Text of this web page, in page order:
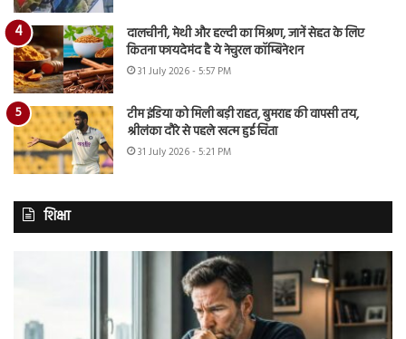
दालचीनी, मेथी और हल्दी का मिश्रण, जानें सेहत के लिए
कितना फायदेमंद है ये नेचुरल कॉम्बिनेशन
31 July 2026 - 5:57 PM
टीम इंडिया को मिली बड़ी राहत, बुमराह की वापसी तय,
श्रीलंका दौरे से पहले खत्म हुई चिंता
31 July 2026 - 5:21 PM
शिक्षा